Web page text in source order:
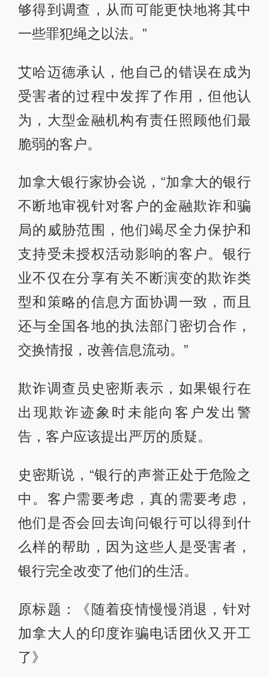
够得到调查，从而可能更快地将其中
一些罪犯绳之以法。”
艾哈迈德承认，他自己的错误在成为
受害者的过程中发挥了作用，但他认
为，大型金融机构有责任照顾他们最
脆弱的客户。
加拿大银行家协会说，“加拿大的银行
不断地审视针对客户的金融欺诈和骗
局的威胁范围，他们竭尽全力保护和
支持受未授权活动影响的客户。银行
业不仅在分享有关不断演变的欺诈类
型和策略的信息方面协调一致，而且
还与全国各地的执法部门密切合作，
交换情报，改善信息流动。”
欺诈调查员史密斯表示，如果银行在
出现欺诈迹象时未能向客户发出警
告，客户应该提出严厉的质疑。
史密斯说，“银行的声誉正处于危险之
中。客户需要考虑，真的需要考虑，
他们是否会回去询问银行可以得到什
么样的帮助，因为这些人是受害者，
银行完全改变了他们的生活。
原标题：《随着疫情慢慢消退，针对
加拿大人的印度诈骗电话团伙又开工
了》